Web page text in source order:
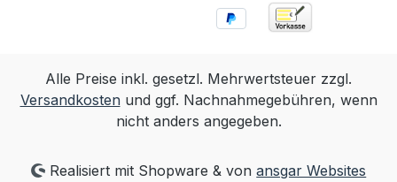
Alle Preise inkl. gesetzl. Mehrwertsteuer zzgl.
Versandkostenund ggf. Nachnahmegebühren, wenn
nicht anders angegeben.
Realisiert mit Shopware & vonansgar Websites